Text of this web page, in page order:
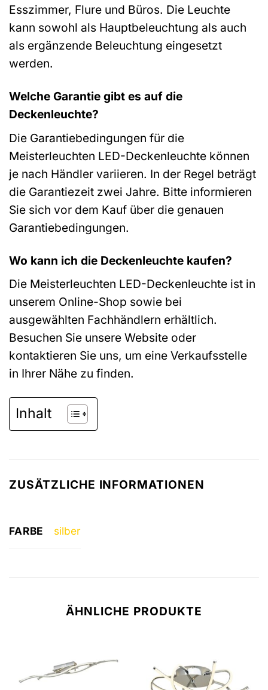
Esszimmer, Flure und Büros. Die Leuchte
kann sowohl als Hauptbeleuchtung als auch
als ergänzende Beleuchtung eingesetzt
werden.
Welche Garantie gibt es auf die
Deckenleuchte?
Die Garantiebedingungen für die
Meisterleuchten LED-Deckenleuchte können
je nach Händler variieren. In der Regel beträgt
die Garantiezeit zwei Jahre. Bitte informieren
Sie sich vor dem Kauf über die genauen
Garantiebedingungen.
Wo kann ich die Deckenleuchte kaufen?
Die Meisterleuchten LED-Deckenleuchte ist in
unserem Online-Shop sowie bei
ausgewählten Fachhändlern erhältlich.
Besuchen Sie unsere Website oder
kontaktieren Sie uns, um eine Verkaufsstelle
in Ihrer Nähe zu finden.
Inhalt
ZUSÄTZLICHE INFORMATIONEN
FARBE silber
ÄHNLICHE PRODUKTE